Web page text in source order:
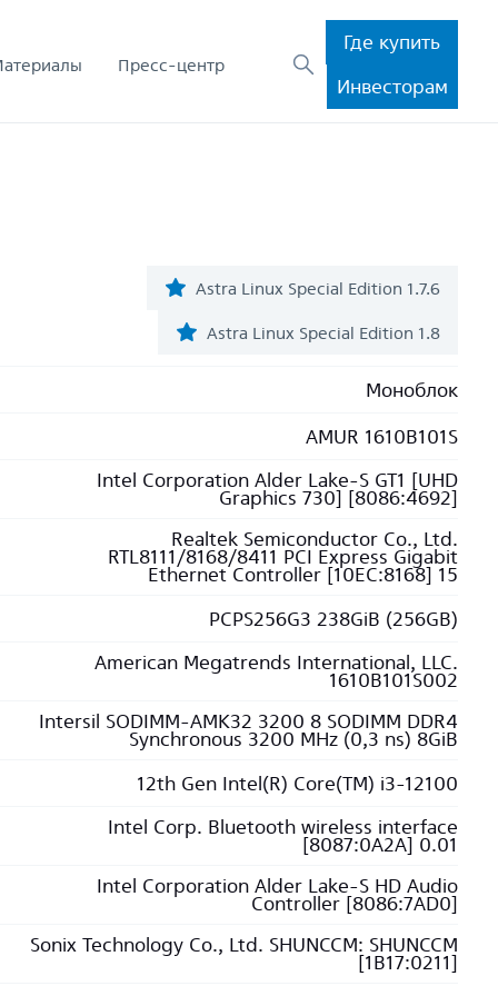
Пресс-центр
Где купить
Инвесторам
Astra Linux Special Edition 1.7.6
Astra Linux Special Edition 1.8
Моноблок
AMUR 1610B101S
Intel Corporation Alder Lake-S GT1 [UHD
Graphics 730] [8086:4692]
Realtek Semiconductor Co., Ltd.
RTL8111/8168/8411 PCI Express Gigabit
Ethernet Controller [10EC:8168] 15
PCPS256G3 238GiB (256GB)
American Megatrends International, LLC.
1610B101S002
Intersil SODIMM-AMK32 3200 8 SODIMM DDR4
Synchronous 3200 MHz (0,3 ns) 8GiB
12th Gen Intel(R) Core(TM) i3-12100
Intel Corp. Bluetooth wireless interface
[8087:0A2A] 0.01
Intel Corporation Alder Lake-S HD Audio
Controller [8086:7AD0]
Sonix Technology Co., Ltd. SHUNCCM: SHUNCCM
[1B17:0211]